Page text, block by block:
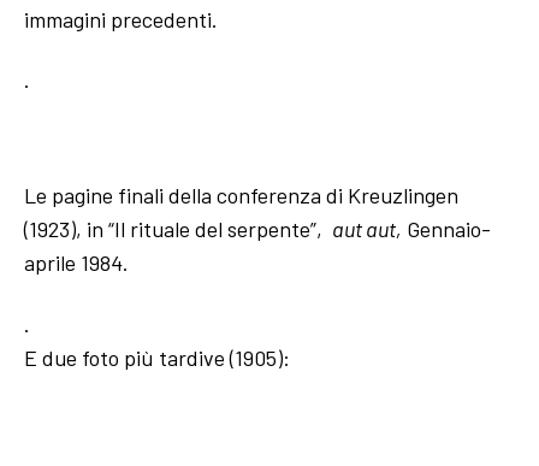
immagini precedenti.
.
Le pagine finali della conferenza di Kreuzlingen
(1923), in “Il rituale del serpente”, aut aut, Gennaio-
aprile 1984.
.
E due foto più tardive (1905):